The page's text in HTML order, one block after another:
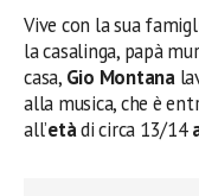
Vive con la sua
la casalinga, papà
casa, Gio Montana
alla musica, che è
all’etàdi circa 13/14